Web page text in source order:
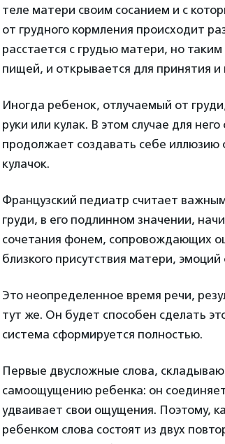
теле матери своим сосанием и с
от грудного кормления происходит
расстается с грудью матери, но
пищей, и открывается для принятия
Иногда ребенок, отлучаемый от
руки или кулак. В этом случае для
продолжает создавать себе иллюзию
кулачок.
Французский педиатр считает
груди, в его подлинном значении,
сочетания фонем, сопровождающих
близкого присутствия матери,
Это неопределенное время речи,
тут же. Он будет способен сделать
система сформируется полностью.
Первые двусложные слова,
самоощущению ребенка: он
удваивает свои ощущения. Поэтому,
ребенком слова состоят из двух